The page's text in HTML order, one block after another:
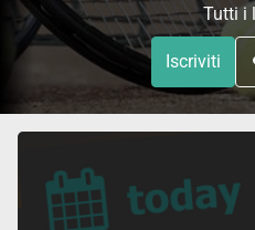
Tutti i
Iscriviti